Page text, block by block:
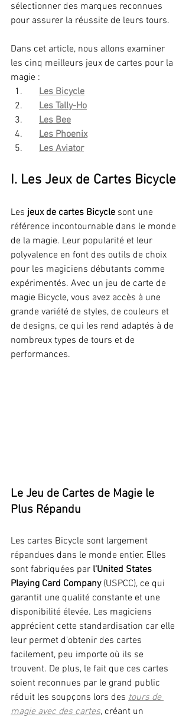
sélectionner des marques reconnues
pour assurer la réussite de leurs tours.
Dans cet article, nous allons examiner
les cinq meilleurs jeux de cartes pour la
magie :
Les Bicycle
Les Tally-Ho
Les Bee
Les Phoenix
Les Aviator
I. Les Jeux de Cartes Bicycle
Les jeux de cartes Bicycle sont une
référence incontournable dans le monde
de la magie. Leur popularité et leur
polyvalence en font des outils de choix
pour les magiciens débutants comme
expérimentés. Avec un jeu de carte de
magie Bicycle, vous avez accès à une
grande variété de styles, de couleurs et
de designs, ce qui les rend adaptés à de
nombreux types de tours et de
performances.
Le Jeu de Cartes de Magie le
Plus Répandu
Les cartes Bicycle sont largement
répandues dans le monde entier. Elles
sont fabriquées par l'United States
Playing Card Company (USPCC), ce qui
garantit une qualité constante et une
disponibilité élevée. Les magiciens
apprécient cette standardisation car elle
leur permet d'obtenir des cartes
facilement, peu importe où ils se
trouvent. De plus, le fait que ces cartes
soient reconnues par le grand public
réduit les soupçons lors des tours de
magie avec des cartes, créant un